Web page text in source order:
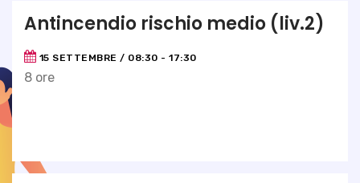
Antincendio rischio medio (liv.2)
15 SETTEMBRE / 08:30 -17:30
8 ore